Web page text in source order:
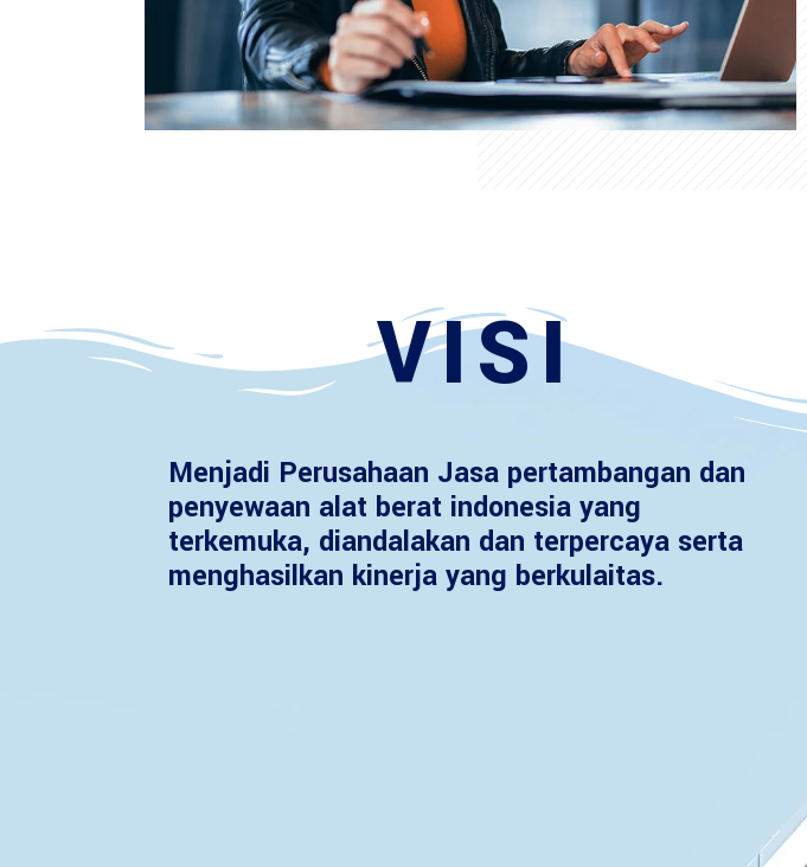
VISI
Menjadi Perusahaan Jasa pertambangan dan
penyewaan alat berat indonesia yang
terkemuka, diandalakan dan terpercaya serta
menghasilkan kinerja yang berkulaitas.